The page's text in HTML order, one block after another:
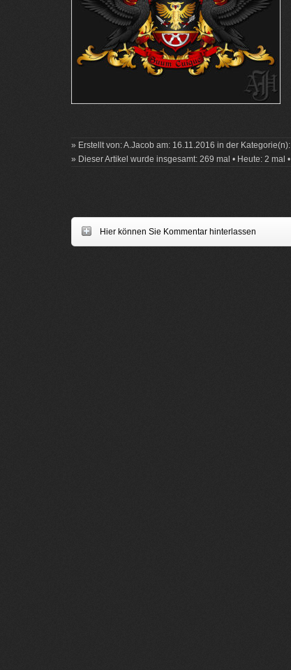
» Erstellt von: A.Jacob am: 16.11.2016 in der Kategorie(n):
» Dieser Artikel wurde insgesamt: 269 mal • Heute: 2 mal
Hier können Sie Kommentar hinterlassen